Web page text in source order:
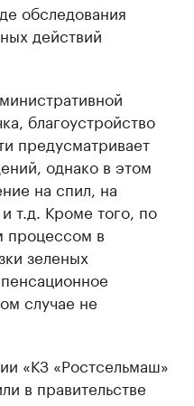
обследования
действий
благоустройство
предусматривает
однако в этом
на спил, на
т.д. Кроме того, по
процессом в
зеленых
случае не
«КЗ «Ростсельмаш»
в правительстве